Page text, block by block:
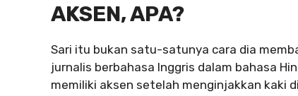
AKSEN, APA?
Sari itu bukan satu-satunya cara dia
jurnalis berbahasa Inggris dalam bahasa
memiliki aksen setelah menginjakkan kaki